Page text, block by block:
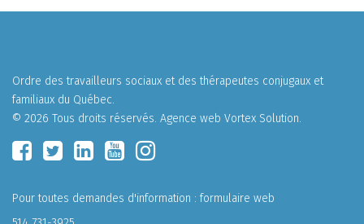
Ordre des travailleurs sociaux et des thérapeutes conjugaux et
familiaux du Québec.
© 2026 Tous droits réservés. Agence web Vortex Solution.
Pour toutes demandes d'information :formulaire web